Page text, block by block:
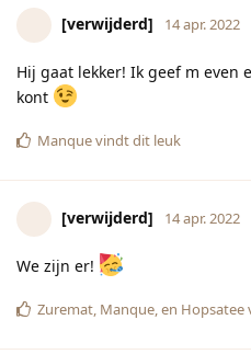
[verwijderd] 14 apr. 2022
Hij gaat lekker! Ik geef m even
kont
Manquevindt dit leuk
[verwijderd] 14 apr. 2022
We zijn er!
Zuremat, Manque, en Hopsatee